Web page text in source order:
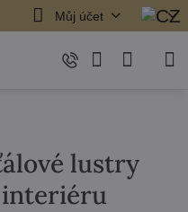
Můj účet
lustry